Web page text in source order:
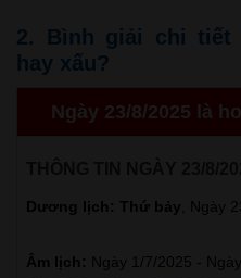
2. Bình giải chi tiết
hay xấu?
Ngày 23/8/2025 là
Dương lịch: Thứ bảy , Ngày
Âm lịch: Ngày 1/7/2025 -